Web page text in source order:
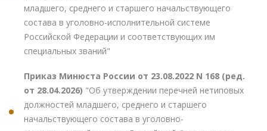
младшего, среднего и старшего начальствующего
состава в уголовно-исполнительной системе
Российской Федерации и соответствующих им
специальных званий"
Приказ Минюста России от 23.08.2022 N 168 (ред.
от 28.04.2026) "Об утверждении перечней нетиповых
должностей младшего, среднего и старшего
начальствующего состава в уголовно-